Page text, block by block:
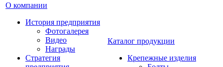
О компании
История предприятия
Фотогалерея
Видео
Награды
Стратегия
Каталог продукции
Крепежные изделия